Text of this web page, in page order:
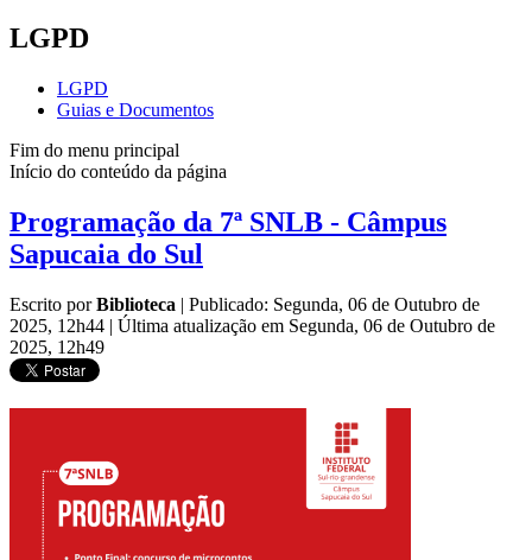
LGPD
LGPD
Guias e Documentos
Fim do menu principal
Início do conteúdo da página
Programação da 7ª SNLB - Câmpus
Sapucaia do Sul
Escrito porBiblioteca | Publicado: Segunda, 06 de Outubro de
2025, 12h44 | Última atualização em Segunda, 06 de Outubro de
2025, 12h49